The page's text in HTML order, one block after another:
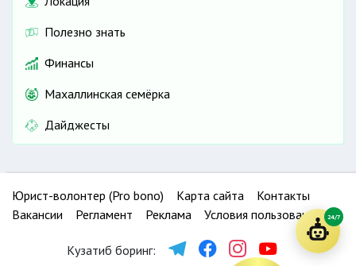
Полезно знать
Финансы
Махаллинская семёрка
Дайджесты
Юрист-волонтер (Pro bono) Карта сайта
Контакты
Вакансии
Регламент Реклама Условия пользования
Кузатиб боринг:
24/7